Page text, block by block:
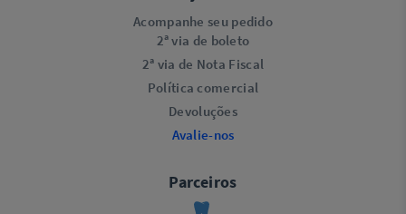
Acompanhe seu pedido
2ª via de boleto
2ª via de Nota Fiscal
Política comercial
Devoluções
Avalie-nos
Parceiros